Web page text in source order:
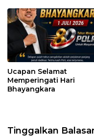
Ucapan Selamat
Memperingati Hari
Bhayangkara
Tinggalkan